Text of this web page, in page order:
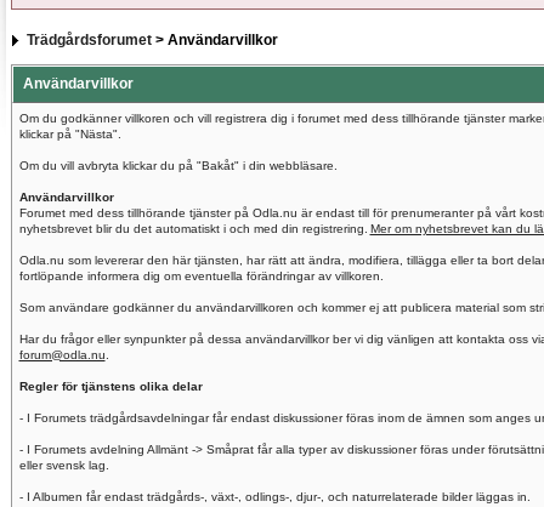
Trädgårdsforumet> Användarvillkor
Användarvillkor
Om du godkänner villkoren och vill registrera dig i forumet med dess tillhörande tjänster
klickar på "Nästa".
Om du vill avbryta klickar du på "Bakåt" i din webbläsare.
Användarvillkor
Forumet med dess tillhörande tjänster på Odla.nu är endast till för prenumeranter på vårt
nyhetsbrevet blir du det automatiskt i och med din registrering. Mer om nyhetsbrevet kan du
Odla.nu som levererar den här tjänsten, har rätt att ändra, modifiera, tillägga eller ta bort
fortlöpande informera dig om eventuella förändringar av villkoren.
Som användare godkänner du användarvillkoren och kommer ej att publicera material som
Har du frågor eller synpunkter på dessa användarvillkor ber vi dig vänligen att kontakta oss
forum@odla.nu
Regler för tjänstens olika delar
- I Forumets trädgårdsavdelningar får endast diskussioner föras inom de ämnen som anges
- I Forumets avdelning Allmänt -> Småprat får alla typer av diskussioner föras under
eller svensk lag.
- I Albumen får endast trädgårds-, växt-, odlings-, djur-, och naturrelaterade bilder läggas in.